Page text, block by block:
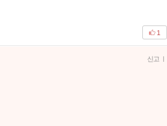
1
신고 |